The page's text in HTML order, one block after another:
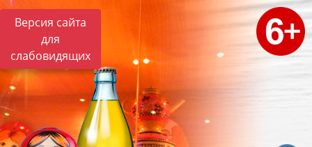
Версия сайта
для
слабовидящих